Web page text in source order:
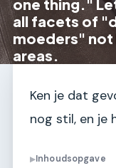
one thing."
all facets of
moeders"
areas.
Ken je dat
nog stil, en je
▶Inhoudsopgave